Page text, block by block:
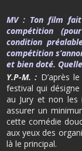
MV : Ton film
compétition
condition
compétition
et bien doté.
Y.P-M. : D’après
festival qui
au Jury et non les
assurer un
cette comédie
aux yeux des
là le principal.